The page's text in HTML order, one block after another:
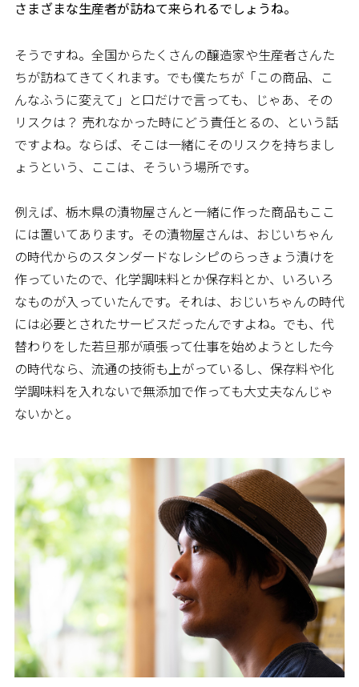
――さまざまな生産者が訪ねて来られるでしょうね。
そうですね。全国からたくさんの醸造家や生産者さんた
ちが訪ねてきてくれます。でも僕たちが「この商品、こ
んなふうに変えて」と口だけで言っても、じゃあ、その
リスクは？ 売れなかった時にどう責任とるの、という話
ですよね。ならば、そこは一緒にそのリスクを持ちまし
ょうという、ここは、そういう場所です。
例えば、栃木県の漬物屋さんと一緒に作った商品もここ
には置いてあります。その漬物屋さんは、おじいちゃん
の時代からのスタンダードなレシピのらっきょう漬けを
作っていたので、化学調味料とか保存料とか、いろいろ
なものが入っていたんです。それは、おじいちゃんの時代
には必要とされたサービスだったんですよね。でも、代
替わりをした若旦那が頑張って仕事を始めようとした今
の時代なら、流通の技術も上がっているし、保存料や化
学調味料を入れないで無添加で作っても大丈夫なんじゃ
ないかと。